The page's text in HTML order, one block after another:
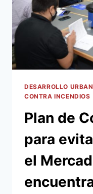
DE
AL
A
DE
EL
4
DESARROLLO
CONTRA INCENDIOS
Plan de
para
el